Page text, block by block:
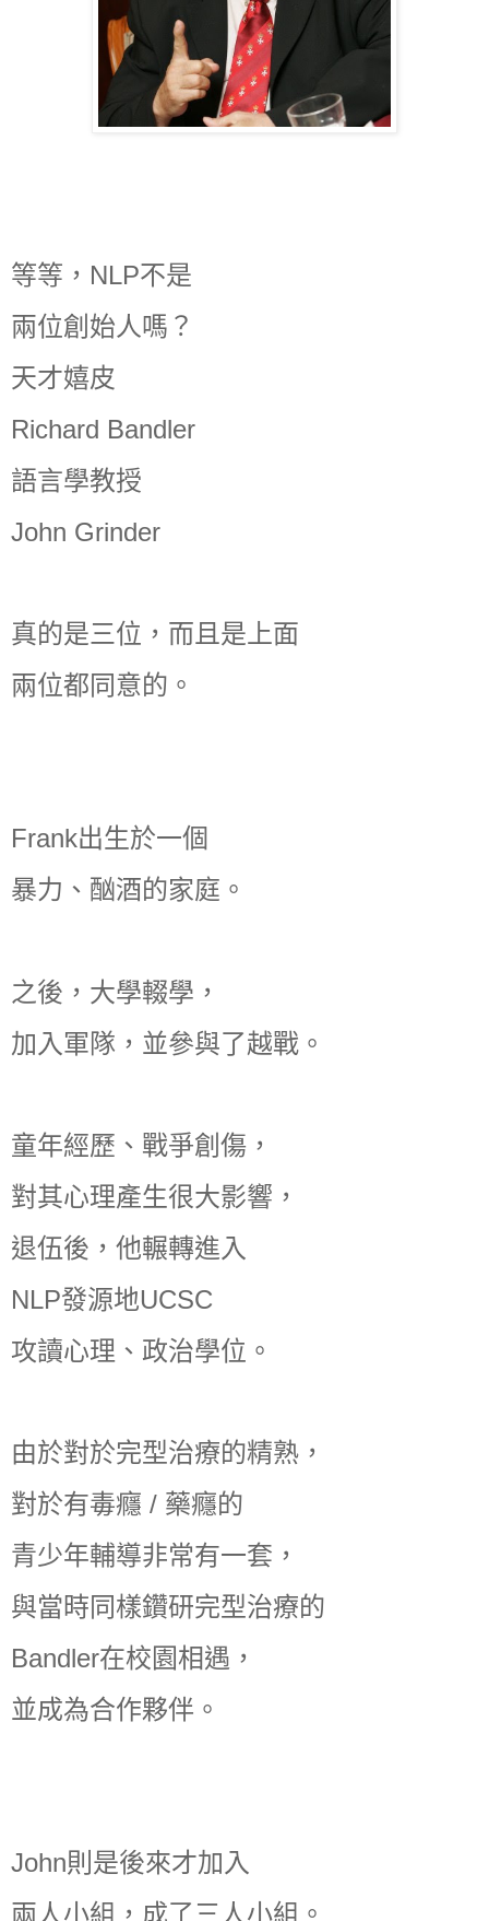
等等，NLP不是
兩位創始人嗎？
天才嬉皮
Richard Bandler
語言學教授
John Grinder
真的是三位，而且是上面
兩位都同意的。
Frank出生於一個
暴力、酗酒的家庭。
之後，大學輟學，
加入軍隊，並參與了越戰。
童年經歷、戰爭創傷，
對其心理產生很大影響，
退伍後，他輾轉進入
NLP發源地UCSC
攻讀心理、政治學位。
由於對於完型治療的精熟，
對於有毒癮 / 藥癮的
青少年輔導非常有一套，
與當時同樣鑽研完型治療的
Bandler在校園相遇，
並成為合作夥伴。
John則是後來才加入
兩人小組，成了三人小組。